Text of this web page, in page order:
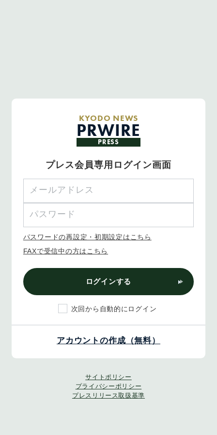
KYODO NEWS
PRWIRE
PRESS
プレス会員専用ログイン画面
パスワードの再設定・初期設定はこちら
FAXで受信中の方はこちら
ログインする
次回から自動的にログイン
アカウントの作成（無料）
サイトポリシー
プライバシーポリシー
プレスリリース取扱基準